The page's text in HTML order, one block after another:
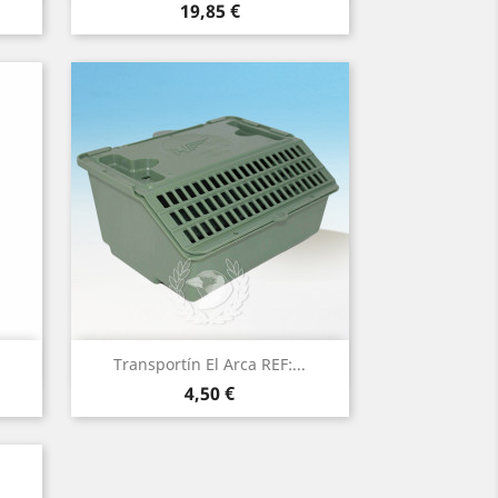
Precio
19,85 €
Transportín El Arca REF:...
Precio
4,50 €
Vista rápida